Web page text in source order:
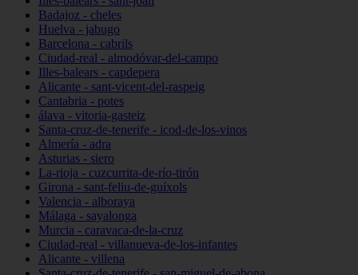
Badajoz - cheles
Huelva - jabugo
Barcelona - cabrils
Ciudad-real - almodóvar-del-campo
Illes-balears - capdepera
Alicante - sant-vicent-del-raspeig
Cantabria - potes
álava - vitoria-gasteiz
Santa-cruz-de-tenerife - icod-de-los-vinos
Almería - adra
Asturias - siero
La-rioja - cuzcurrita-de-río-tirón
Girona - sant-feliu-de-guíxols
Valencia - alboraya
Málaga - sayalonga
Murcia - caravaca-de-la-cruz
Ciudad-real - villanueva-de-los-infantes
Alicante - villena